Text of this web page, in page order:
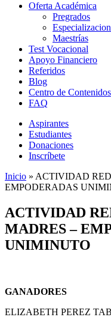
Oferta Académica
Pregrados
Maestrías
Test Vocacional
Apoyo Financiero
Referidos
Blog
Centro de Contenidos
FAQ
Aspirantes
Estudiantes
Donaciones
Inscríbete
Inicio » ACTIVIDAD
EMPODERADAS
ACTIVIDAD
MADRES –
UNIMINUTO
GANADORES
ELIZABETH PEREZ